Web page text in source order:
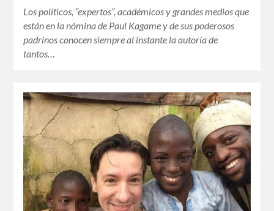
Los políticos, “expertos”, académicos y grandes medios que
están en la nómina de Paul Kagame y de sus poderosos
padrinos conocen siempre al instante la autoría de
tantos…